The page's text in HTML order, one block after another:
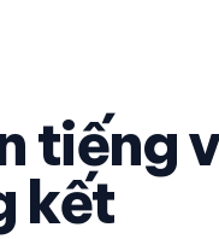
tiếng
kết